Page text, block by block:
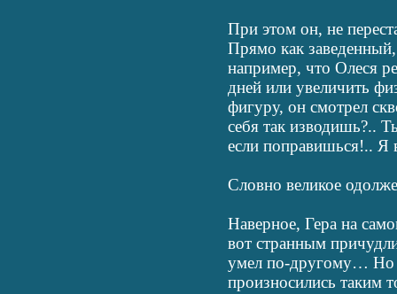
При этом он, не
Прямо как
например, что Олеся
дней или увеличить
фигуру, он смотрел
себя так изводишь?..
если поправишься!.. Я
Словно великое
Наверное, Гера на
вот странным
умел по-другому… Но
произносились таким